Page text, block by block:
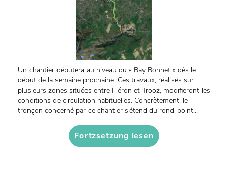
Un chantier débutera au niveau du « Bay Bonnet » dès le
début de la semaine prochaine. Ces travaux, réalisés sur
plusieurs zones situées entre Fléron et Trooz, modifieront les
conditions de circulation habituelles. Concrètement, le
tronçon concerné par ce chantier s’étend du rond-point...
Fortzsetzung lesen